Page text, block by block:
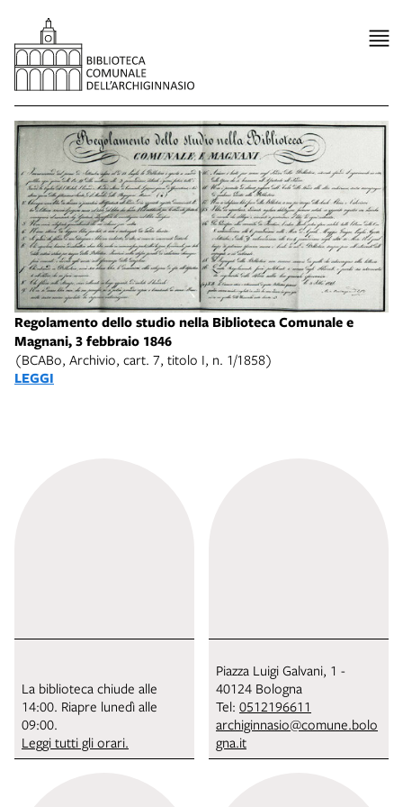
Regolamento dello studio nella Biblioteca Comunale e
Magnani, 3 febbraio 1846
(BCABo, Archivio, cart. 7, titolo I, n. 1/1858)
LEGGI
La biblioteca chiude alle
14:00. Riapre lunedì alle
09:00.
Leggi tutti gli orari.
Piazza Luigi Galvani, 1 -
40124 Bologna
Tel: 0512196611
archiginnasio@comune.bolo
gna.it